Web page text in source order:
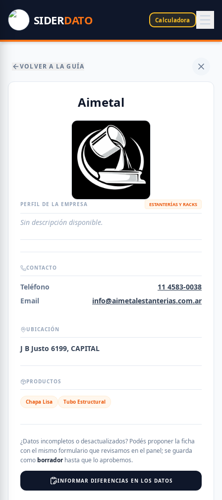
SIDERDATO Calculadora
VOLVER A LA GUÍA
Aimetal
PERFIL DE LA EMPRESA ESTANTERÍAS Y RACKS
Sin descripción disponible.
CONTACTO
Teléfono
11 4583-0038
Email
info@aimetalestanterias.com.ar
UBICACIÓN
J B Justo 6199, CAPITAL
PRODUCTOS
Chapa Lisa Tubo Estructural
¿Datos incompletos o desactualizados? Podés proponer la ficha
con el mismo formulario que revisamos en el panel; se guarda
como borradorhasta que lo aprobemos.
INFORMAR DIFERENCIAS EN LOS DATOS